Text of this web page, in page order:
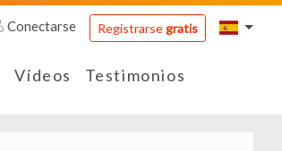
Conectarse Registrarsegratis
Vídeos Testimonios